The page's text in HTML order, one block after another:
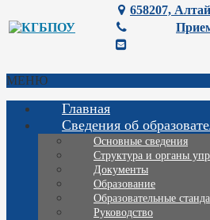
658207,
МЕНЮ
Главная
Сведения об
Основные сведения
Структура и органы
Документы
Образование
Образовательные
Руководство